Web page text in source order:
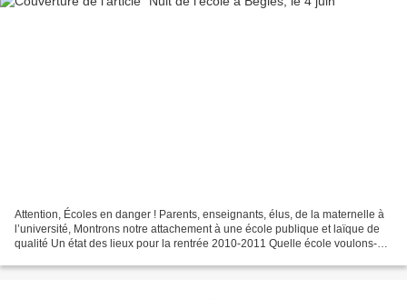
Attention, Écoles en danger ! Parents, enseignants, élus, de la maternelle à
l’université, Montrons notre attachement à une école publique et laïque de
qualité Un état des lieux pour la rentrée 2010-2011 Quelle école voulons-